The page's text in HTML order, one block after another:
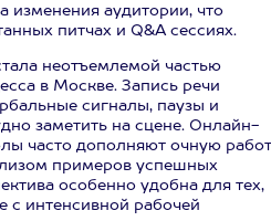
изменения аудитории, что
питчах и Q&A сессиях.
неотъемлемой частью
в Москве. Запись речи
сигналы, паузы и
заметить на сцене. Онлайн-
часто дополняют очную
примеров успешных
особенно удобна для тех,
с интенсивной рабочей